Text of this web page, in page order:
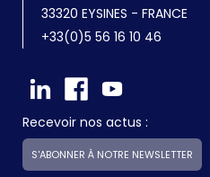
33320 EYSINES - FRANCE
+33(0)5 56 16 10 46
Recevoir nos actus :
S'ABONNER À NOTRE NEWSLETTER